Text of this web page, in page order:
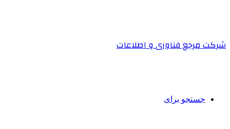
شرکت مرجع فناوری و اطلاعات
جستجو برای